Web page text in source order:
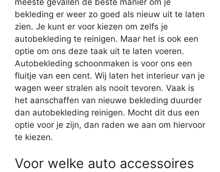
bekleding er weer zo goed als nieuw uit te laten
zien. Je kunt er voor kiezen om zelfs je
autobekleding te reinigen. Maar het is ook een
optie om ons deze taak uit te laten voeren.
Autobekleding schoonmaken is voor ons een
fluitje van een cent. Wij laten het interieur van je
wagen weer stralen als nooit tevoren. Vaak is
het aanschaffen van nieuwe bekleding duurder
dan autobekleding reinigen. Mocht dit dus een
optie voor je zijn, dan raden we aan om hiervoor
te kiezen.
Voor welke auto accessoires